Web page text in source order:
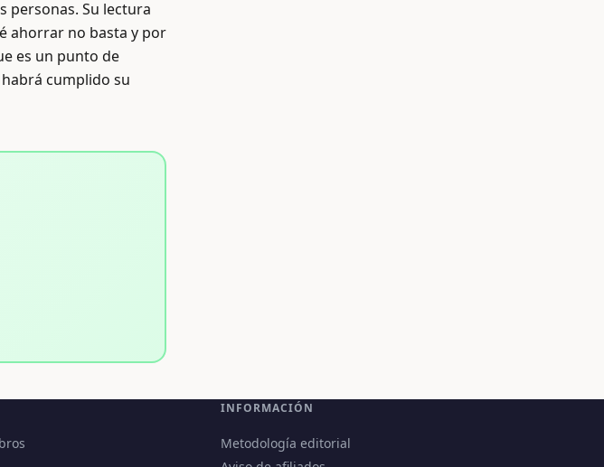
personas. Su lectura
ahorrar no basta y por
es un punto de
cumplido su
INFORMACIÓN
Metodología editorial